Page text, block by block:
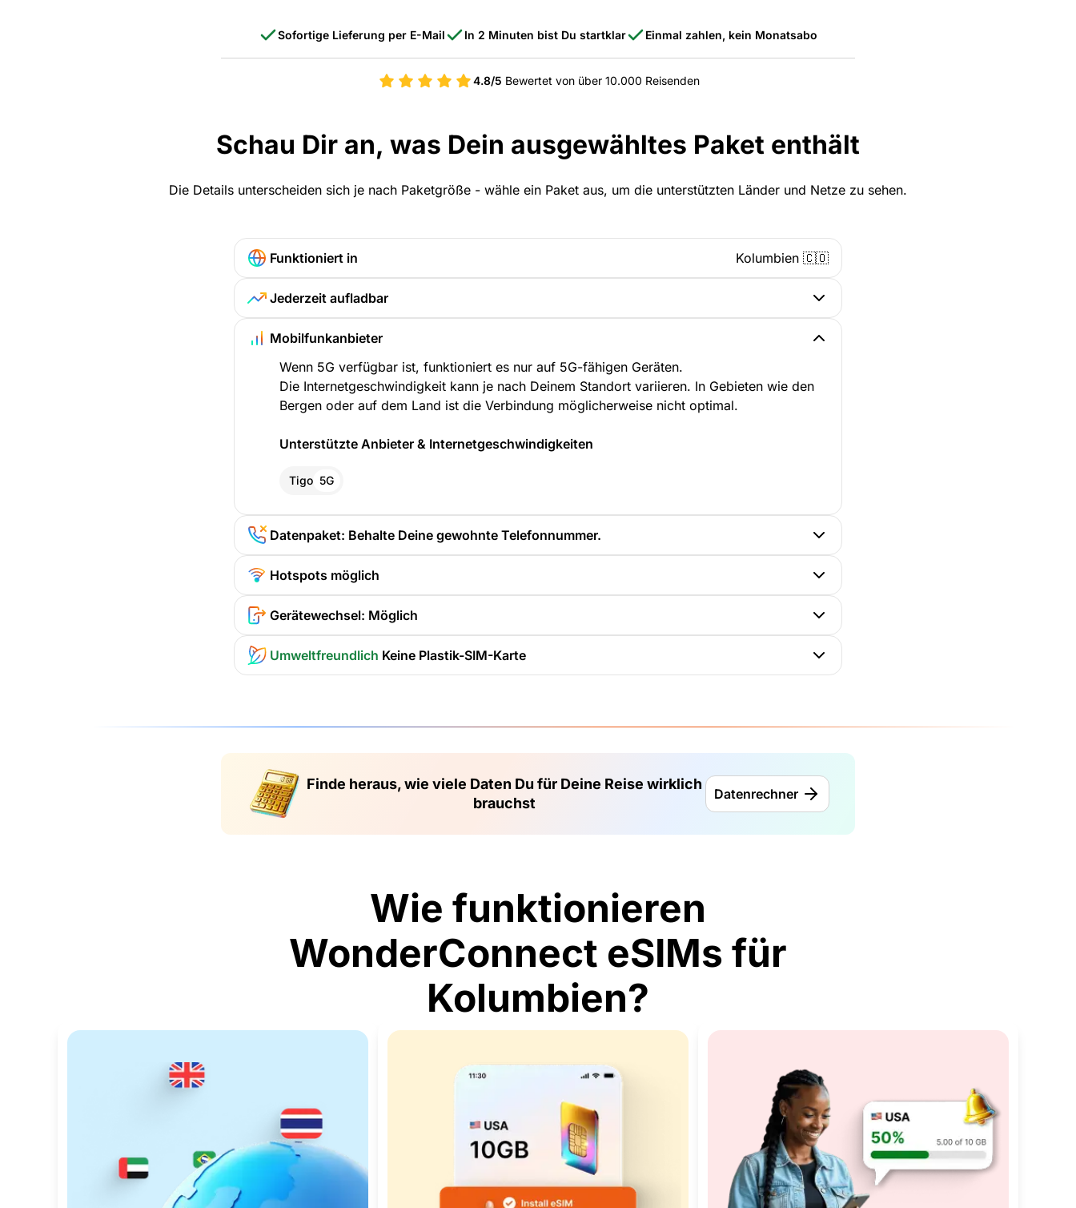
Sofortige Lieferung per E-Mail In 2 Minuten bist Du startklar Einmal zahlen, kein Monatsabo
4.8/5 Bewertet von über 10.000 Reisenden
Schau Dir an, was Dein ausgewähltes Paket enthält
Die Details unterscheiden sich je nach Paketgröße - wähle ein Paket aus, um die unterstützten Länder und Netze zu sehen.
Funktioniert in Kolumbien 🇨🇴
Jederzeit aufladbar
Mobilfunkanbieter
Wenn 5G verfügbar ist, funktioniert es nur auf 5G-fähigen Geräten.
Die Internetgeschwindigkeit kann je nach Deinem Standort variieren. In Gebieten wie den
Bergen oder auf dem Land ist die Verbindung möglicherweise nicht optimal.
Unterstützte Anbieter & Internetgeschwindigkeiten
Tigo 5G
Datenpaket: Behalte Deine gewohnte Telefonnummer.
Hotspots möglich
Gerätewechsel: Möglich
Umweltfreundlich Keine Plastik-SIM-Karte
Finde heraus, wie viele Daten Du für Deine Reise wirklich
brauchst
Datenrechner
Wie funktionieren
WonderConnect eSIMs für
Kolumbien?